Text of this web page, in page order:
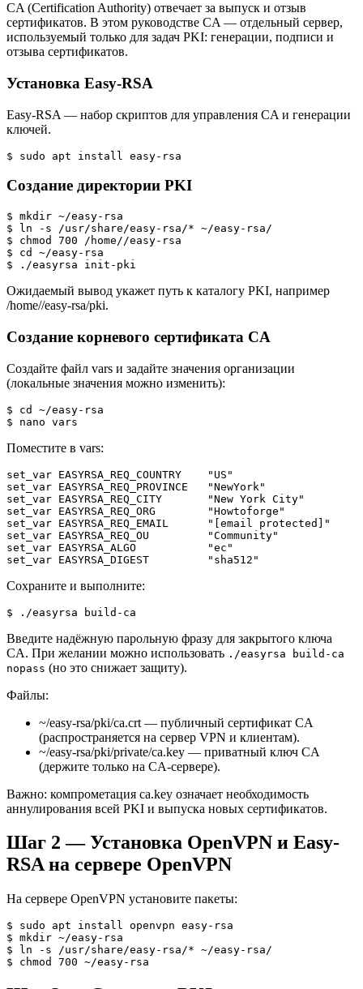
CA (Certification Authority) отвечает за выпуск и отзыв
сертификатов. В этом руководстве CA — отдельный сервер,
используемый только для задач PKI: генерации, подписи и
отзыва сертификатов.
Установка Easy-RSA
Easy-RSA — набор скриптов для управления CA и генерации
ключей.
$ sudo apt install easy-rsa
Создание директории PKI
$ mkdir ~/easy-rsa
$ ln -s /usr/share/easy-rsa/* ~/easy-rsa/
$ chmod 700 /home//easy-rsa
$ cd ~/easy-rsa
$ ./easyrsa init-pki
Ожидаемый вывод укажет путь к каталогу PKI, например
/home//easy-rsa/pki.
Создание корневого сертификата CA
Создайте файл vars и задайте значения организации
(локальные значения можно изменить):
$ cd ~/easy-rsa
$ nano vars
Поместите в vars:
set_var EASYRSA_REQ_COUNTRY    "US"
set_var EASYRSA_REQ_PROVINCE   "NewYork"
set_var EASYRSA_REQ_CITY       "New York City"
set_var EASYRSA_REQ_ORG        "Howtoforge"
set_var EASYRSA_REQ_EMAIL      "[email protected]"
set_var EASYRSA_REQ_OU         "Community"
set_var EASYRSA_ALGO           "ec"
set_var EASYRSA_DIGEST         "sha512"
Сохраните и выполните:
$ ./easyrsa build-ca
Введите надёжную парольную фразу для закрытого ключа
CA. При желании можно использовать ./easyrsa build-ca
nopass (но это снижает защиту).
Файлы:
~/easy-rsa/pki/ca.crt — публичный сертификат CA
(распространяется на сервер VPN и клиентам).
~/easy-rsa/pki/private/ca.key — приватный ключ CA
(держите только на CA-сервере).
Важно: компрометация ca.key означает необходимость
аннулирования всей PKI и выпуска новых сертификатов.
Шаг 2 — Установка OpenVPN и Easy-
RSA на сервере OpenVPN
На сервере OpenVPN установите пакеты:
$ sudo apt install openvpn easy-rsa
$ mkdir ~/easy-rsa
$ ln -s /usr/share/easy-rsa/* ~/easy-rsa/
$ chmod 700 ~/easy-rsa